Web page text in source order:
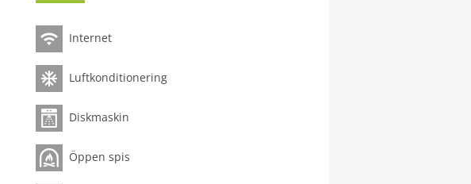
Internet
Luftkonditionering
Diskmaskin
Öppen spis